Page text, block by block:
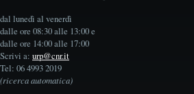
dal lunedì al venerdì
dalle ore 08:30 alle 13:00 e
dalle ore 14:00 alle 17:00
Scrivi a: urp@cnr.it
Tel: 06 4993 2019
(ricerca automatica)